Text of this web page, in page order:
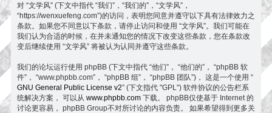
对 “文学风” (下文中指代 “我们”，“我们的”，“文学风”，
“https://wenxuefeng.com”)的访问，表明您同意并遵守以下具有法律效力之
条款。如果您不同意以下条款，请停止访问和使用 “文学风”。我们可能在
我们认为合适的时候，在并未通知您的情况下改变这些条款，您在条款改
变后继续使用 “文学风” 将被认为认同并遵守这些条款。
我们的论坛运行使用 phpBB (下文中指代 “他们”， “他们的”， “phpBB 软
件”， “www.phpbb.com”， “phpBB 组”， “phpBB 团队”)， 这是一个使用 “
GNU General Public License v2” (下文指代 "GPL") 软件协议的公告栏系
统解决方案， 可以从 www.phpbb.com 下载。 phpBB仅使基于 Internet 的
讨论更容易， phpBB Group不对所讨论的内容负责。 如果希望得到更多关